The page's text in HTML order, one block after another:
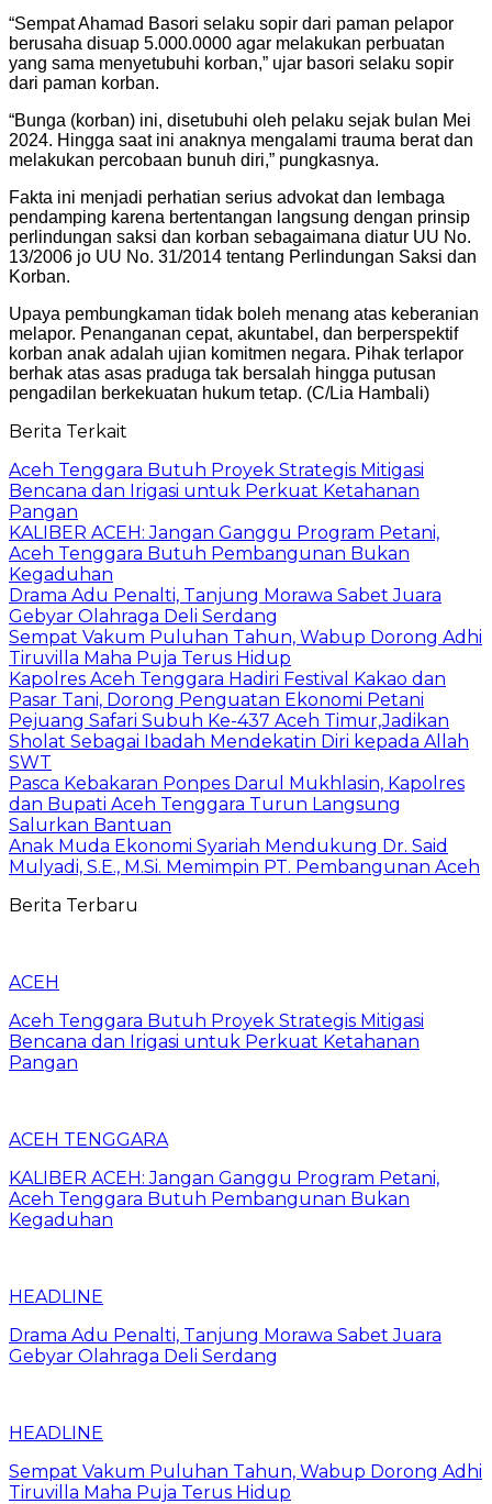
“Sempat Ahamad Basori selaku sopir dari paman pelapor
berusaha disuap 5.000.0000 agar melakukan perbuatan
yang sama menyetubuhi korban,” ujar basori selaku sopir
dari paman korban.
“Bunga (korban) ini, disetubuhi oleh pelaku sejak bulan Mei
2024. Hingga saat ini anaknya mengalami trauma berat dan
melakukan percobaan bunuh diri,” pungkasnya.
Fakta ini menjadi perhatian serius advokat dan lembaga
pendamping karena bertentangan langsung dengan prinsip
perlindungan saksi dan korban sebagaimana diatur UU No.
13/2006 jo UU No. 31/2014 tentang Perlindungan Saksi dan
Korban.
Upaya pembungkaman tidak boleh menang atas keberanian
melapor. Penanganan cepat, akuntabel, dan berperspektif
korban anak adalah ujian komitmen negara. Pihak terlapor
berhak atas asas praduga tak bersalah hingga putusan
pengadilan berkekuatan hukum tetap. (C/Lia Hambali)
Berita Terkait
Aceh Tenggara Butuh Proyek Strategis Mitigasi
Bencana dan Irigasi untuk Perkuat Ketahanan
Pangan
KALIBER ACEH: Jangan Ganggu Program Petani,
Aceh Tenggara Butuh Pembangunan Bukan
Kegaduhan
Drama Adu Penalti, Tanjung Morawa Sabet Juara
Gebyar Olahraga Deli Serdang
Sempat Vakum Puluhan Tahun, Wabup Dorong Adhi
Tiruvilla Maha Puja Terus Hidup
Kapolres Aceh Tenggara Hadiri Festival Kakao dan
Pasar Tani, Dorong Penguatan Ekonomi Petani
Pejuang Safari Subuh Ke-437 Aceh Timur,Jadikan
Sholat Sebagai Ibadah Mendekatin Diri kepada Allah
SWT
Pasca Kebakaran Ponpes Darul Mukhlasin, Kapolres
dan Bupati Aceh Tenggara Turun Langsung
Salurkan Bantuan
Anak Muda Ekonomi Syariah Mendukung Dr. Said
Mulyadi, S.E., M.Si. Memimpin PT. Pembangunan Aceh
Berita Terbaru
ACEH
Aceh Tenggara Butuh Proyek Strategis Mitigasi
Bencana dan Irigasi untuk Perkuat Ketahanan
Pangan
ACEH TENGGARA
KALIBER ACEH: Jangan Ganggu Program Petani,
Aceh Tenggara Butuh Pembangunan Bukan
Kegaduhan
HEADLINE
Drama Adu Penalti, Tanjung Morawa Sabet Juara
Gebyar Olahraga Deli Serdang
HEADLINE
Sempat Vakum Puluhan Tahun, Wabup Dorong Adhi
Tiruvilla Maha Puja Terus Hidup